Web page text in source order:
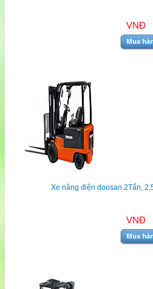
VNĐ
Xe nâng điện doosan 2Tấn,
VNĐ